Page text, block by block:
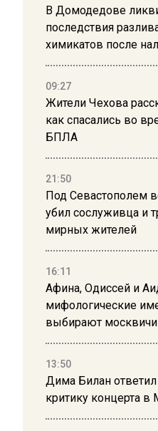
В Домодедове
последствия
химикатов после
09:27
Жители Чехова
как спасались во
БПЛА
21:50
Под Севастополем
убил сослуживца и
мирных жителей
16:11
Афина, Одиссей и
мифологические
выбирают москвичи
13:50
Дима Билан ответил
критику концерта в